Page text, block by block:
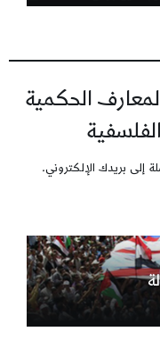
الحكمية
إلى بريدك الإلكتروني.